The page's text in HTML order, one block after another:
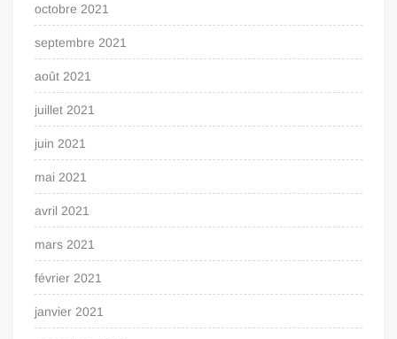
octobre 2021
septembre 2021
août 2021
juillet 2021
juin 2021
mai 2021
avril 2021
mars 2021
février 2021
janvier 2021